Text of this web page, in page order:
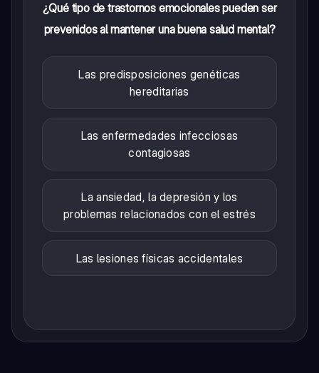
¿Qué tipo de trastornos emocionales pueden ser
prevenidos al mantener una buena salud mental?
Las predisposiciones genéticas
hereditarias
Las enfermedades infecciosas
contagiosas
La ansiedad, la depresión y los
problemas relacionados con el estrés
Las lesiones físicas accidentales